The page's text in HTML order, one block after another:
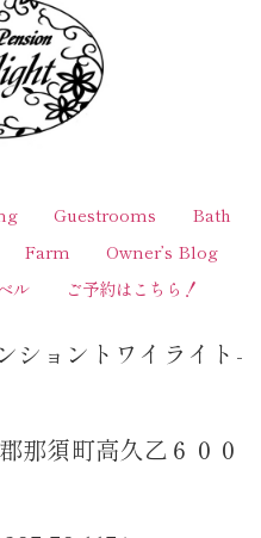
Guestrooms
Bath
Farm
Owner’s Blog
ル ご予約はこちら！
ョントワイライト-
那須町高久乙６００